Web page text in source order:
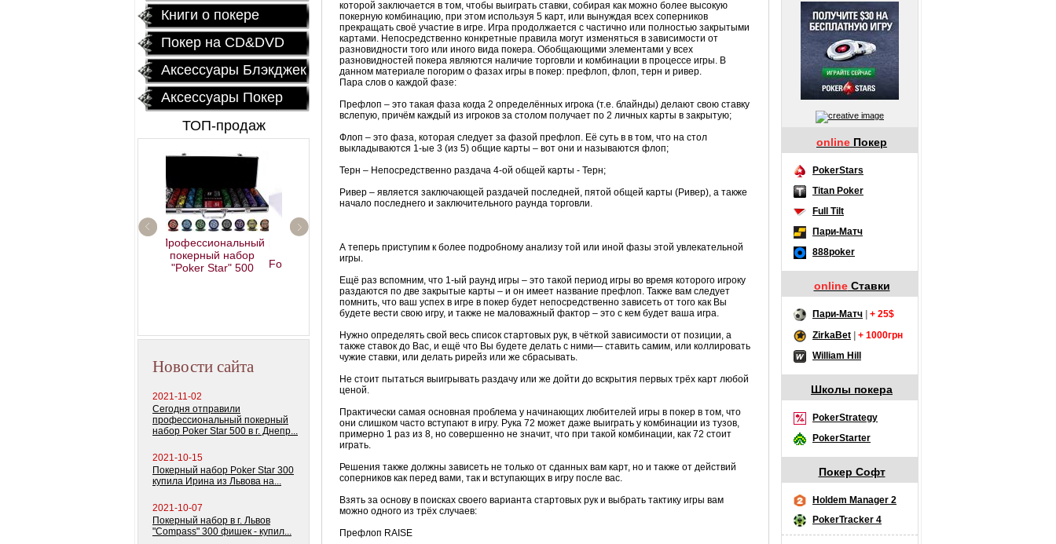
Книги о покере
Покер на CD&DVD
Аксессуары Блэкджек
Аксессуары Покер
ТОП-продаж
Профессиональный
покерный набор
"Poker Star" 500
Fournier 2818 Блок (12
Новости сайта
2021-11-02
Сегодня отправили
профессиональный покерный
набор Poker Star 500 в г. Днепр...
2021-10-15
Покерный набор Poker Star 300
купила Ирина из Львова на...
2021-10-07
Покерный набор в г. Львов
"Compass" 300 фишек - купил...
которой заключается в том, чтобы выиграть ставки, собирая как можно более высокую
покерную комбинацию, при этом используя 5 карт, или вынуждая всех соперников
прекращать своё участие в игре. Игра продолжается с частично или полностью закрытыми
картами. Непосредственно конкретные правила могут изменяться в зависимости от
разновидности того или иного вида покера. Обобщающими элементами у всех
разновидностей покера являются наличие торговли и комбинации в процессе игры. В
данном материале погорим о фазах игры в покер: префлоп, флоп, терн и ривер.
Пара слов о каждой фазе:
Префлоп – это такая фаза когда 2 определённых игрока (т.е. блайнды) делают свою ставку
вслепую, причём каждый из игроков за столом получает по 2 личных карты в закрытую;
Флоп – это фаза, которая следует за фазой префлоп. Её суть в в том, что на стол
выкладываются 1-ые 3 (из 5) общие карты – вот они и называются флоп;
Терн – Непосредственно раздача 4-ой общей карты - Терн;
Ривер – является заключающей раздачей последней, пятой общей карты (Ривер), а также
начало последнего и заключительного раунда торговли.
А теперь приступим к более подробному анализу той или иной фазы этой увлекательной
игры.
Ещё раз вспомним, что 1-ый раунд игры – это такой период игры во время которого игроку
раздаются по две закрытые карты – и он имеет название префлоп. Также вам следует
помнить, что ваш успех в игре в покер будет непосредственно зависеть от того как Вы
будете вести свою игру, и также не маловажный фактор – это с кем будет ваша игра.
Нужно определять свой весь список стартовых рук, в чёткой зависимости от позиции, а
также ставок до Вас, и ещё что Вы будете делать с ними— ставить самим, или коллировать
чужие ставки, или делать рирейз или же сбрасывать.
Не стоит пытаться выигрывать раздачу или же дойти до вскрытия первых трёх карт любой
ценой.
Практически самая основная проблема у начинающих любителей игры в покер в том, что
они слишком часто вступают в игру. Рука 72 может даже выиграть у комбинации из тузов,
примерно 1 раз из 8, но совершенно не значит, что при такой комбинации, как 72 стоит
играть.
Решения также должны зависеть не только от сданных вам карт, но и также от действий
соперников как перед вами, так и вступающих в игру после вас.
Взять за основу в поисках своего варианта стартовых рук и выбрать тактику игры вам
можно одного из трёх случаев:
Префлоп RAISE
online Покер
PokerStars
Titan Poker
Full Tilt
Пари-Матч
888poker
onlineСтавки
Пари-Матч
+ 25$
ZirkaBet | + 1000грн
William Hill
Школы покера
PokerStrategy
PokerStarter
Покер Софт
Holdem Manager 2
PokerTracker 4